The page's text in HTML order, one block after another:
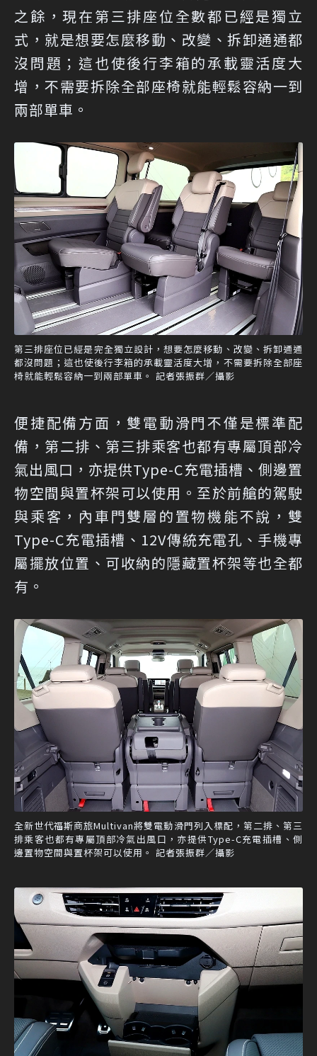
之餘，現在第三排座位全數都已經是獨立
式，就是想要怎麼移動、改變、拆卸通通都
沒問題；這也使後行李箱的承載靈活度大
增，不需要拆除全部座椅就能輕鬆容納一到
兩部單車。
第三排座位已經是完全獨立設計，想要怎麼移動、改變、拆卸通通
都沒問題；這也使後行李箱的承載靈活度大增，不需要拆除全部座
椅就能輕鬆容納一到兩部單車。 記者張振群／攝影
便捷配備方面，雙電動滑門不僅是標準配
備，第二排、第三排乘客也都有專屬頂部冷
氣出風口，亦提供Type-C充電插槽、側邊置
物空間與置杯架可以使用。至於前艙的駕駛
與乘客，內車門雙層的置物機能不說，雙
Type-C充電插槽、12V傳統充電孔、手機專
屬擺放位置、可收納的隱藏置杯架等也全都
有。
全新世代福斯商旅Multivan將雙電動滑門列入標配，第二排、第三
排乘客也都有專屬頂部冷氣出風口，亦提供Type-C充電插槽、側
邊置物空間與置杯架可以使用。 記者張振群／攝影